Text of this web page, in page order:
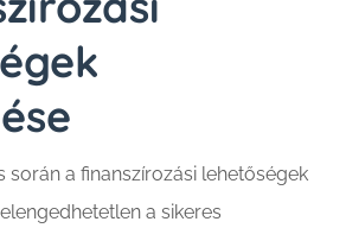
során a finanszírozási lehetőségek
a sikeres